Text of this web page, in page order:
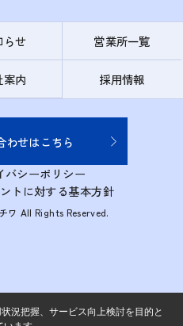
らせ 営業所一覧
案内 採用情報
わせはこちら
バシーポリシー
トに対する基本方針
ワ All Rights Reserved.
況把握、サービス向上検討を目的と